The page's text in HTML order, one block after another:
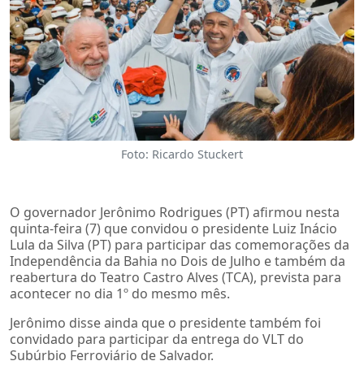
Foto: Ricardo Stuckert
O governador Jerônimo Rodrigues (PT) afirmou nesta
quinta-feira (7) que convidou o presidente Luiz Inácio
Lula da Silva (PT) para participar das comemorações da
Independência da Bahia no Dois de Julho e também da
reabertura do Teatro Castro Alves (TCA), prevista para
acontecer no dia 1º do mesmo mês.
Jerônimo disse ainda que o presidente também foi
convidado para participar da entrega do VLT do
Subúrbio Ferroviário de Salvador.